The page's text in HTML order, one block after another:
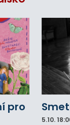
pro
5.10.